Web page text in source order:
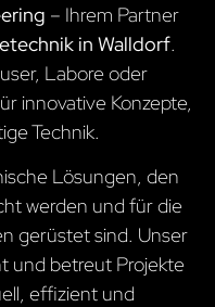
– Ihrem Partner
in Walldorf.
Labore oder
innovative Konzepte,
Technik.
Lösungen, den
werden und für die
gerüstet sind. Unser
und betreut Projekte
effizient und